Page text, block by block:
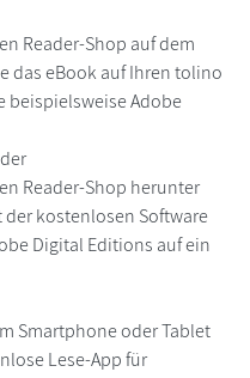
Reader-Shop auf dem
das eBook auf Ihren tolino
beispielsweise Adobe
Reader-Shop herunter
kostenlosen Software
Digital Editions auf ein
Smartphone oder Tablet
Lese-App für